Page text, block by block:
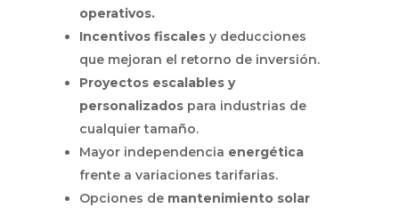
operativos.
Incentivos fiscalesy deducciones
que mejoran el retorno de inversión.
Proyectos escalables y
personalizadospara industrias de
cualquier tamaño.
Mayor independencia energética
frente a variaciones tarifarias.
Opciones de mantenimiento solar